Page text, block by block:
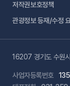
저작권보호정책
관광정보 등재/수정
16207 경기도 수원
사업자등록번호